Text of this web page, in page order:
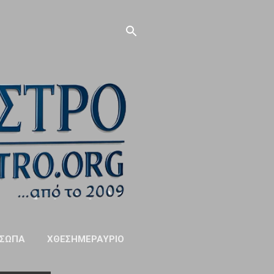
ΧΘΕΣΗΜΕΡΑΥΡΙΟ